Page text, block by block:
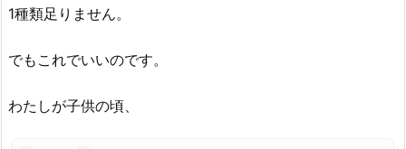
1種類足りません。
でもこれでいいのです。
わたしが子供の頃、